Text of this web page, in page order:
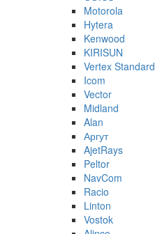
Motorola
Hytera
Kenwood
KIRISUN
Vertex Standard
Icom
Vector
Midland
Alan
Аргут
AjetRays
Peltor
NavCom
Racio
Linton
Vostok